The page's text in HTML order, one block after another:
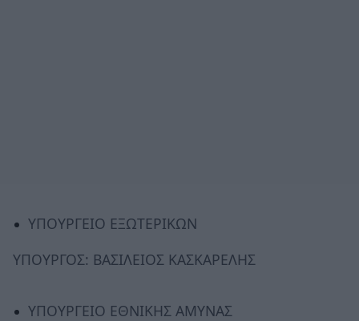
ΥΠΟΥΡΓΕΙΟ ΕΞΩΤΕΡΙΚΩΝ
ΥΠΟΥΡΓΟΣ: ΒΑΣΙΛΕΙΟΣ ΚΑΣΚΑΡΕΛΗΣ
ΥΠΟΥΡΓΕΙΟ ΕΘΝΙΚΗΣ ΑΜΥΝΑΣ